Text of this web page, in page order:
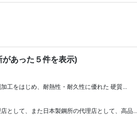
あった５件を表示)
工をはじめ、耐熱性・耐久性に優れた 硬質...
として、また日本製鋼所の代理店として、高品...